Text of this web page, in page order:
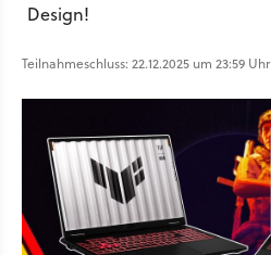
Design!
Teilnahmeschluss: 22.12.2025 um 23:59 Uhr